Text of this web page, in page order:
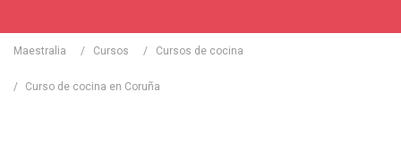
Maestralia / Cursos / Cursos de cocina
/ Curso de cocina en Coruña